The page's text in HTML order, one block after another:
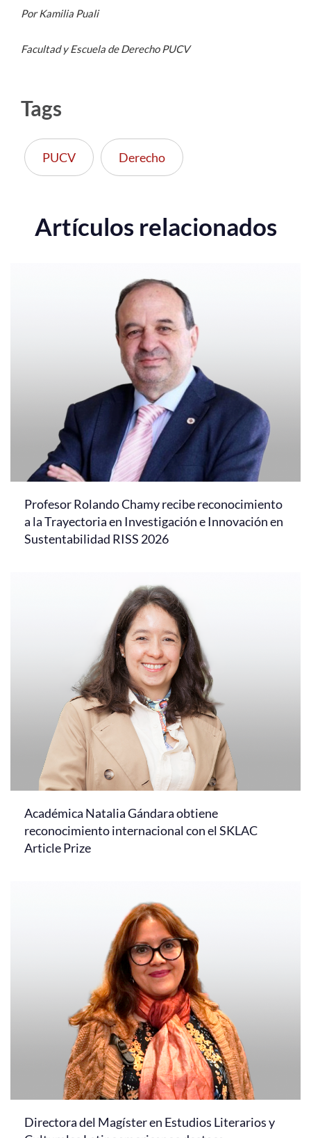
Por Kamilia Puali
Facultad y Escuela de Derecho PUCV
Tags
PUCV Derecho
Artículos relacionados
Profesor Rolando Chamy recibe reconocimiento
a la Trayectoria en Investigación e Innovación en
Sustentabilidad RISS 2026
Académica Natalia Gándara obtiene
reconocimiento internacional con el SKLAC
Article Prize
Directora del Magíster en Estudios Literarios y